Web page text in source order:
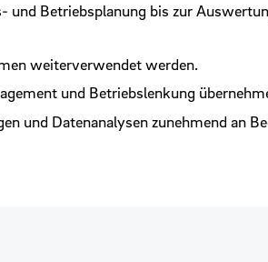
und Betriebsplanung bis zur
weiterverwendet werden.
und Betriebslenkung
und Datenanalysen zunehmend an